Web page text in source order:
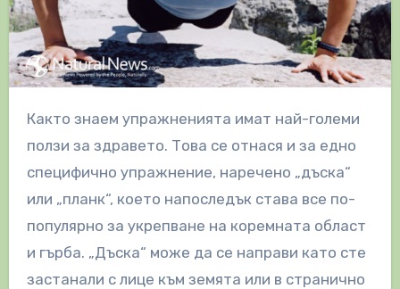
Както знаем упражненията имат най-големи
ползи за здравето. Това се отнася и за едно
специфично упражнение, наречено „дъска“
или „планк“, което напоследък става все по-
популярно за укрепване на коремната област
и гърба. „Дъска“ може да се направи като сте
застанали с лице към земята или в странично